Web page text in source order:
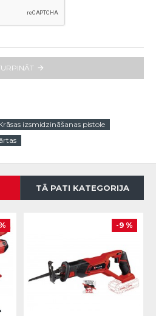
izsmidzināšanas pistole
TĀ PATI KATEGORIJA
-9 %